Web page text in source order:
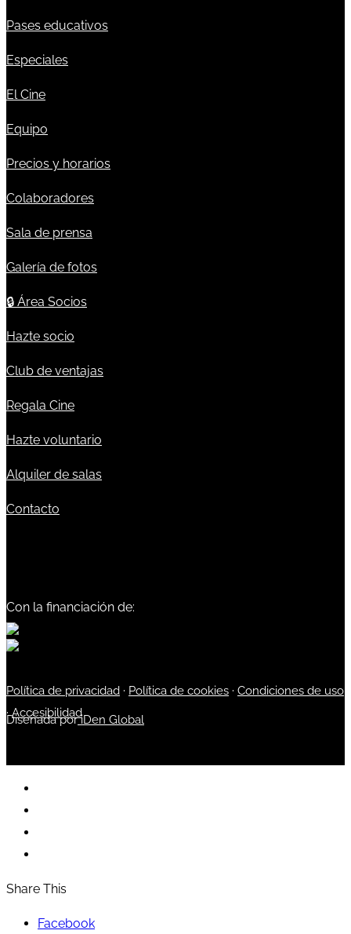
Pases educativos
Especiales
El Cine
Equipo
Precios y horarios
Colaboradores
Sala de prensa
Galería de fotos
🔒 Área Socios
Hazte socio
Club de ventajas
Regala Cine
Hazte voluntario
Alquiler de salas
Contacto
Con la financiación de:
Política de privacidad · Política de cookies · Condiciones de uso
·Accesibilidad
Diseñada poriDen Global
Share This
Facebook